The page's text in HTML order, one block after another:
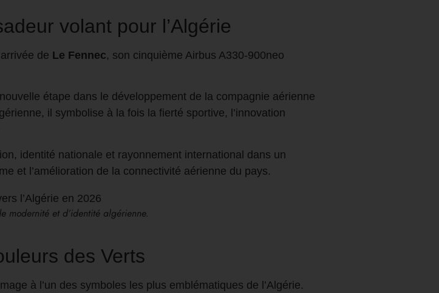
volant pour l’Algérie
de Le Fennec, son cinquième Airbus A330-900neo
étape dans le développement de la compagnie aérienne
il symbolise à la fois la fierté sportive, l’innovation
identité nationale et rayonnement international dans un
et l’amélioration de la connectivité aérienne du pays.
modernité et d’identité algérienne.
des Verts
à l’un des symboles les plus emblématiques de l’Algérie.